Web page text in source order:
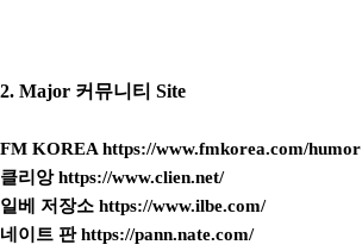
2. Major 커뮤니티 Site
FM KOREA https://www.fmkorea.com/humor
클리앙https://www.clien.net/
일베 저장소 https://www.ilbe.com/
네이트 판https://pann.nate.com/